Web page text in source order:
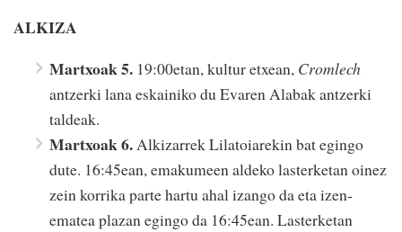
ALKIZA
Martxoak 5. 19:00etan, kultur etxean, Cromlech
antzerki lana eskainiko du Evaren Alabak antzerki
taldeak.
Martxoak 6. Alkizarrek Lilatoiarekin bat egingo
dute. 16:45ean, emakumeen aldeko lasterketan oinez
zein korrika parte hartu ahal izango da eta izen-
ematea plazan egingo da 16:45ean. Lasterketan